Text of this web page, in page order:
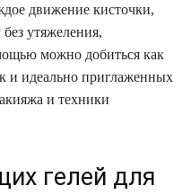
движение кисточки,
утяжеления,
можно добиться как
и идеально приглаженных
и техники
гелей для